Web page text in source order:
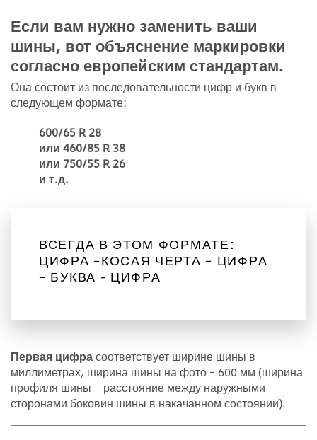
Если вам нужно заменить ваши
шины, вот объяснение маркировки
согласно европейским стандартам.
Она состоит из последовательности цифр и букв в
следующем формате:
600/65 R 28
или 460/85 R 38
или 750/55 R 26
и т.д.
ВСЕГДА В ЭТОМ ФОРМАТЕ:
ЦИФРА –КОСАЯ ЧЕРТА – ЦИФРА
– БУКВА - ЦИФРА
Первая цифра соответствует ширине шины в
миллиметрах, ширина шины на фото – 600 мм (ширина
профиля шины = расстояние между наружными
сторонами боковин шины в накачанном состоянии).